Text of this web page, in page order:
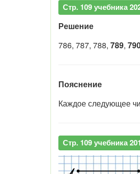
Стр. 109 учебника
Решение
786, 787, 788, 789,
Пояснение
Каждое следующее
Стр. 109 учебника